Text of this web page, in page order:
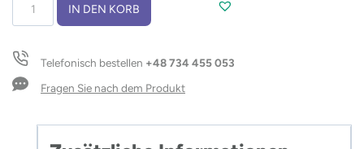
mit
Typ
C
IN DEN KORB
Telefonisch bestellen +48 734 455 053
Fragen Sie nach dem Produkt